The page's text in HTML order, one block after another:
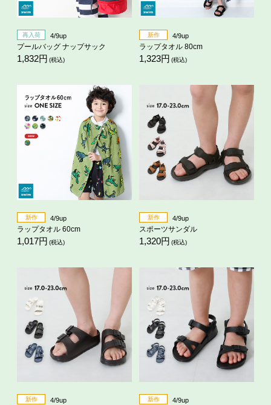
再入荷 4/9up
プールバッグ ナップサック
1,832円 (税込)
新作 4/9up
ラップタオル 80cm
1,323円 (税込)
新作 4/9up
ラップタオル 60cm
1,017円 (税込)
新作 4/9up
スポーツサンダル
1,320円 (税込)
新作 4/9up 新作 4/9up